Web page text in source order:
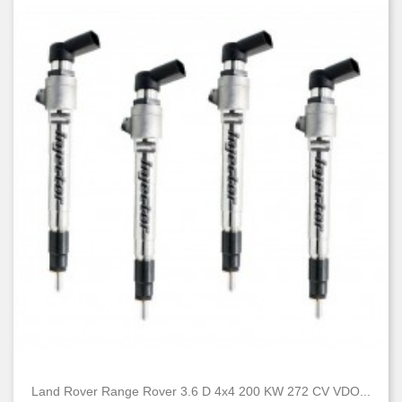
Land Rover Range Rover 3.6 D 4x4 200 KW 272 CV VDO...